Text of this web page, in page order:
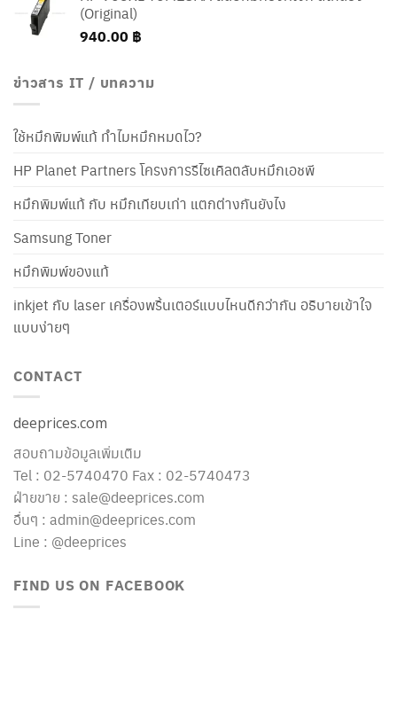
(Original)
940.00 ฿
ข่าวสาร IT / บทความ
ใช้หมึกพิมพ์แท้ ทำไมหมึกหมดไว?
HP Planet Partners โครงการรีไซเคิลตลับหมึกเอชพี
หมึกพิมพ์แท้ กับ หมึกเทียบเท่า แตกต่างกันยังไง
Samsung Toner
หมึกพิมพ์ของแท้
inkjet กับ laser เครื่องพริ้นเตอร์แบบไหนดีกว่ากัน อธิบายเข้าใจ
แบบง่ายๆ
CONTACT
deeprices.com
สอบถามข้อมูลเพิ่มเติม
Tel : 02-5740470 Fax : 02-5740473
ฝ่ายขาย : sale@deeprices.com
อื่นๆ : admin@deeprices.com
Line : @deeprices
FIND US ON FACEBOOK